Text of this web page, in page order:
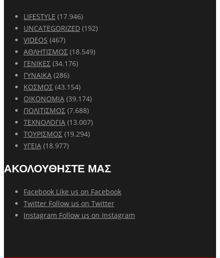
LIFESTYLE (17.946)
UNCATEGORIZED (192)
VIDEOS (467)
ΑΘΛΗΤΙΣΜΟΣ (18.549)
ΓΕΝΙΚΕΣ (34.176)
ΓΥΝΑΙΚΑ (286)
ΚΟΣΜΟΣ (43.154)
ΟΙΚΟΝΟΜΙΑ (39.174)
ΠΟΛΙΤΙΣΜΟΣ (7.688)
ΤΕΧΝΟΛΟΓΙΑ (13.007)
ΤΟΥΡΙΣΜΟΣ (19.294)
ΥΓΕΙΑ (18.977)
ΑΚΟΛΟΥΘΗΣΤΕ ΜΑΣ
Facebook Like us on Facebook
Twitter Follow us on Twitter
Instagram Follow us on Instagram